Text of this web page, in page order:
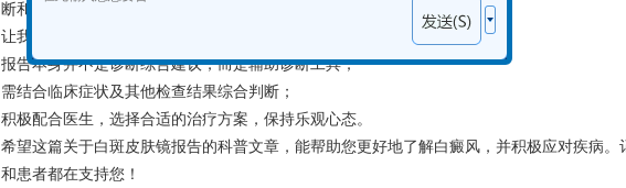
断和治疗方案。任何治疗方案及预期效果都需在医生指导下进行。
让我们再次回到主题：白斑皮肤镜报告。 面对报告，您应该了解以下三点：
报告本身并不是诊断综合建议，而是辅助诊断工具；
需结合临床症状及其他检查结果综合判断；
积极配合医生，选择合适的治疗方案，保持乐观心态。
希望这篇关于白斑皮肤镜报告的科普文章，能帮助您更好地了解白癜风，并积极应对疾病。
和患者都在支持您！